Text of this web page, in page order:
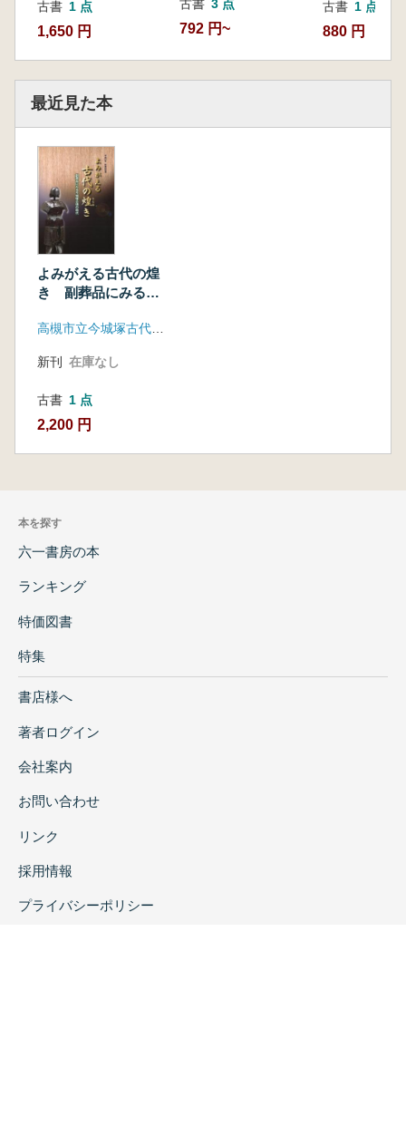
古書 1 点
1,650 円
古書 3 点
792 円~
古書 1 点
880 円
最近見た本
よみがえる古代の煌
き 副葬品にみる今
新刊 在庫なし
古書 1 点
2,200 円
本を探す
六一書房の本
ランキング
特価図書
特集
書店様へ
著者ログイン
会社案内
お問い合わせ
リンク
採用情報
プライバシーポリシー